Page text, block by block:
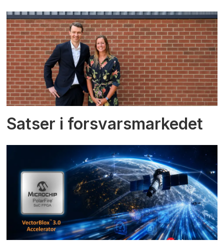
Satser i forsvarsmarkedet